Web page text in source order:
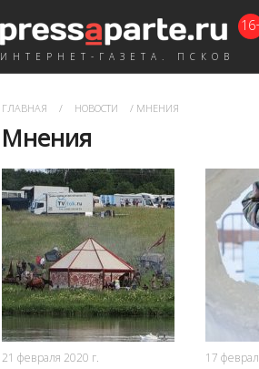
ИНТЕРНЕТ-ГАЗЕТА. ПСКОВ
ГЛАВНАЯ / НОВОСТИ / МНЕНИЯ
Мнения
21 февраля 2020 г.
4687
0
17